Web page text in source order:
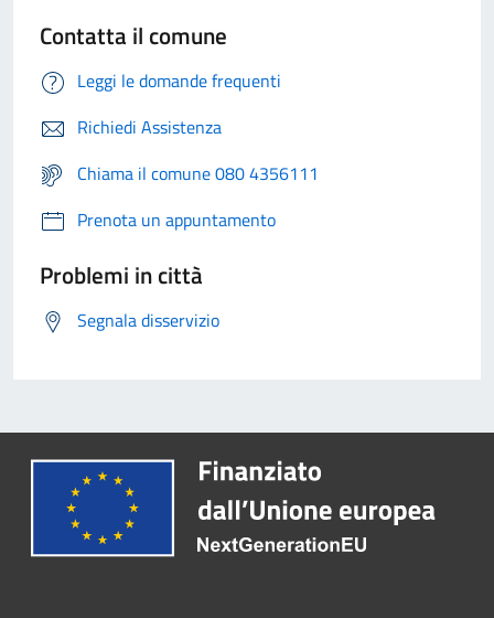
Contatta il comune
Leggi le domande frequenti
Richiedi Assistenza
Chiama il comune 080 4356111
Prenota un appuntamento
Problemi in città
Segnala disservizio